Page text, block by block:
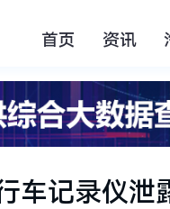
首页 资讯
车记录仪泄